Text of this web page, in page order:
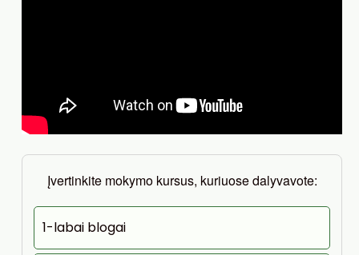
Įvertinkite mokymo kursus, kuriuose dalyvavote:
1-labai blogai